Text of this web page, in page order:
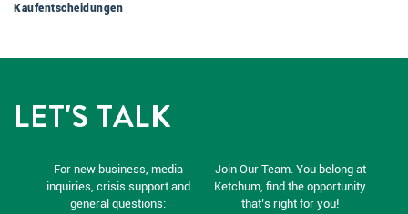
Kaufentscheidungen
LET'S TALK
For new business, media
inquiries, crisis support and
general questions:
Join Our Team. You belong at
Ketchum, find the opportunity
that’s right for you!